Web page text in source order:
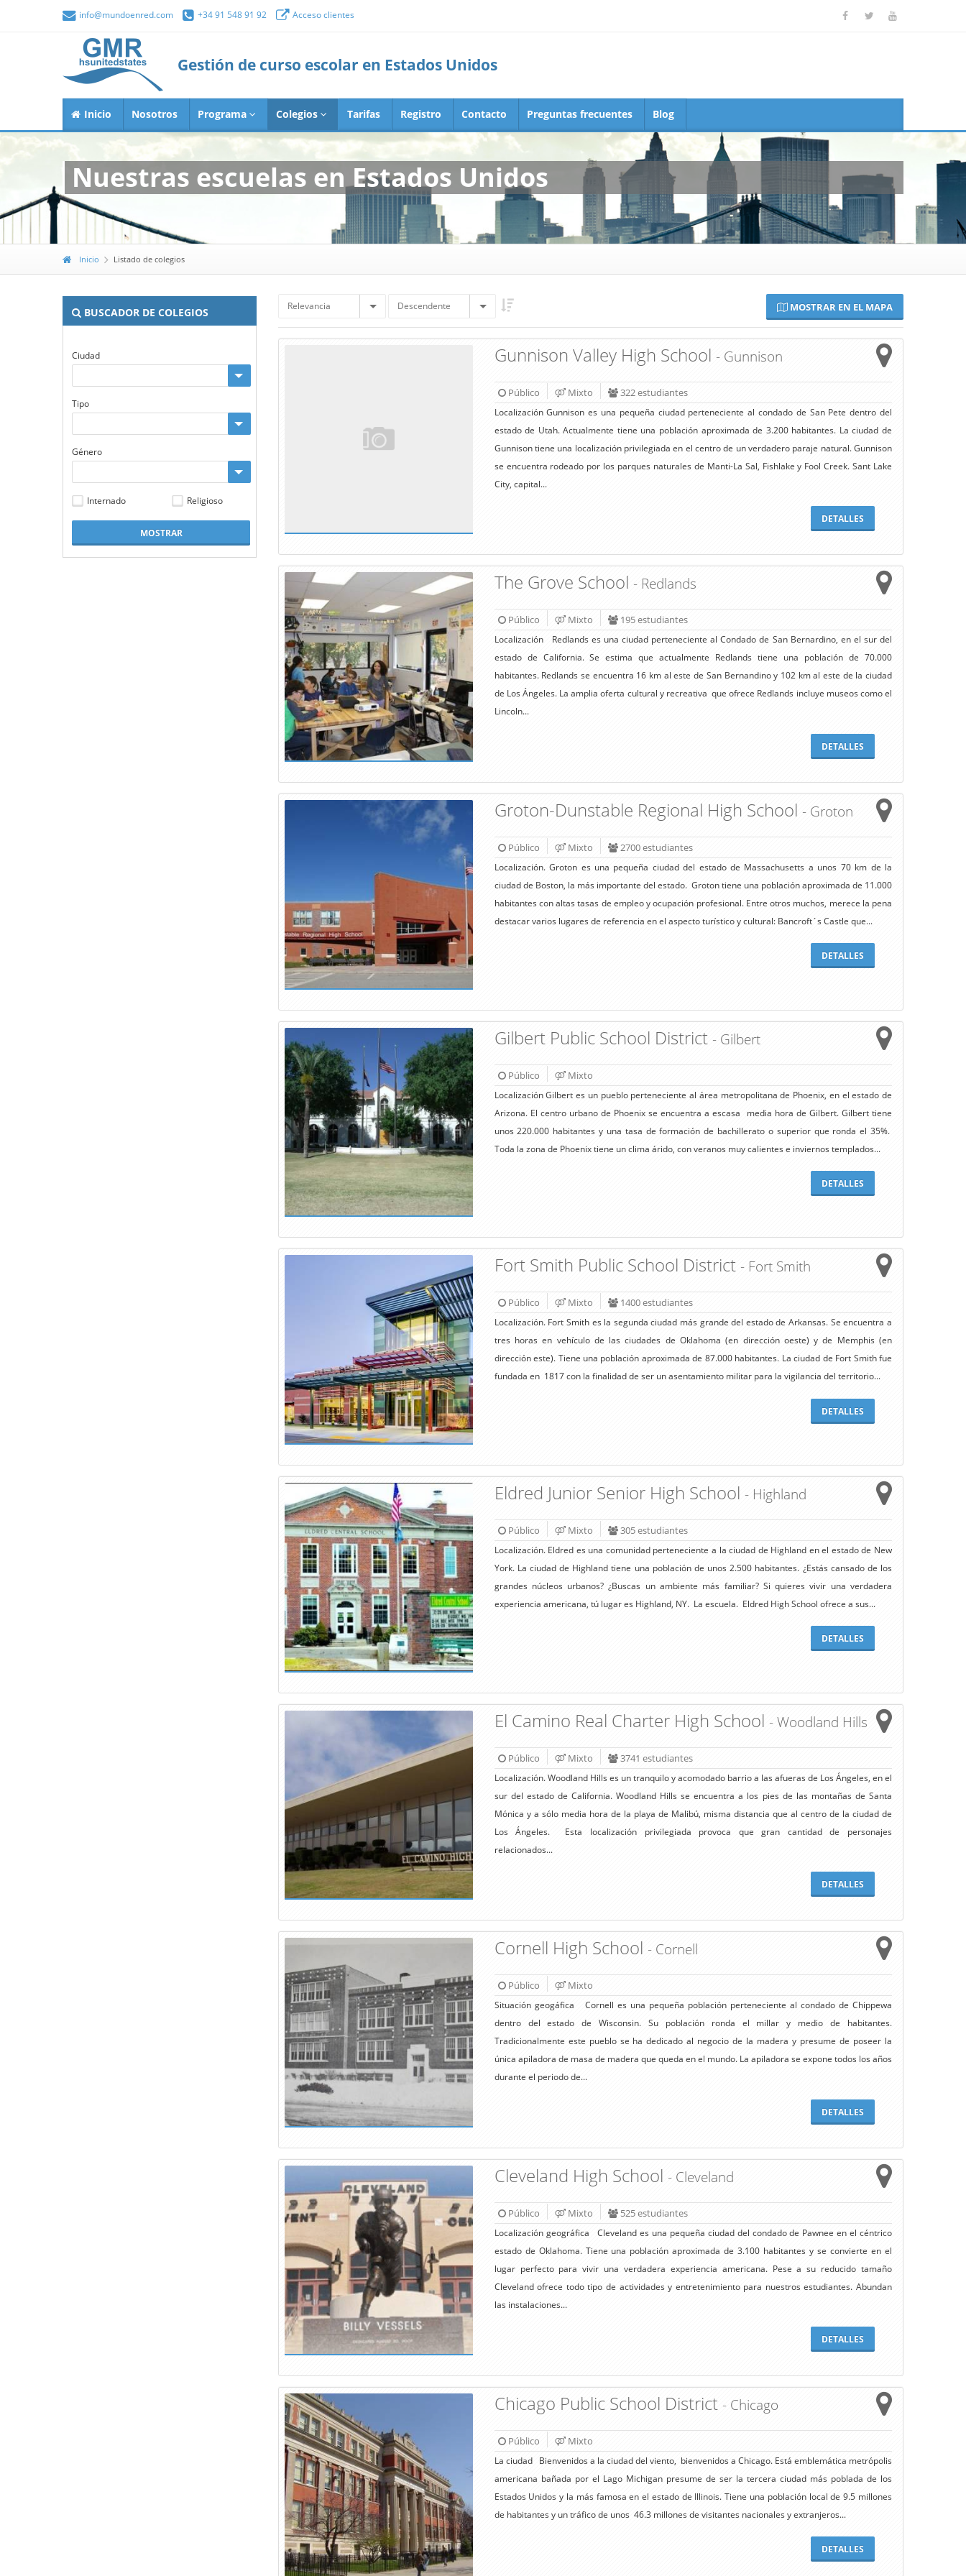
info@mundoenred.com +34 91 548 91 92 Acceso clientes
Gestión de curso escolar en Estados Unidos
Inicio Nosotros Programa Colegios Tarifas Registro Contacto Preguntas frecuentes Blog
Nuestras escuelas en Estados Unidos
Inicio Listado de colegios
Relevancia Descendente MOSTRAR EN EL MAPA
Gunnison Valley High School - Gunnison
Público Mixto 322 estudiantes
Localización Gunnison es una pequeña ciudad perteneciente al condado de San Pete dentro del
estado de Utah. Actualmente tiene una población aproximada de 3.200 habitantes. La ciudad de
Gunnison tiene una localización privilegiada en el centro de un verdadero paraje natural. Gunnison
se encuentra rodeado por los parques naturales de Manti-La Sal, Fishlake y Fool Creek. Sant Lake
City, capital...
DETALLES
The Grove School - Redlands
Público Mixto 195 estudiantes
Localización Redlands es una ciudad perteneciente al Condado de San Bernardino, en el sur del
estado de California. Se estima que actualmente Redlands tiene una población de 70.000
habitantes. Redlands se encuentra 16 km al este de San Bernandino y 102 km al este de la ciudad
de Los Ángeles. La amplia oferta cultural y recreativa que ofrece Redlands incluye museos como el
Lincoln...
DETALLES
Groton-Dunstable Regional High School - Groton
Público Mixto 2700 estudiantes
Localización. Groton es una pequeña ciudad del estado de Massachusetts a unos 70 km de la
ciudad de Boston, la más importante del estado. Groton tiene una población aproximada de 11.000
habitantes con altas tasas de empleo y ocupación profesional. Entre otros muchos, merece la pena
destacar varios lugares de referencia en el aspecto turístico y cultural: Bancroft´s Castle que...
DETALLES
Gilbert Public School District - Gilbert
Público Mixto
Localización Gilbert es un pueblo perteneciente al área metropolitana de Phoenix, en el estado de
Arizona. El centro urbano de Phoenix se encuentra a escasa media hora de Gilbert. Gilbert tiene
unos 220.000 habitantes y una tasa de formación de bachillerato o superior que ronda el 35%.
Toda la zona de Phoenix tiene un clima árido, con veranos muy calientes e inviernos templados...
DETALLES
Fort Smith Public School District - Fort Smith
Público Mixto 1400 estudiantes
Localización. Fort Smith es la segunda ciudad más grande del estado de Arkansas. Se encuentra a
tres horas en vehículo de las ciudades de Oklahoma (en dirección oeste) y de Memphis (en
dirección este). Tiene una población aproximada de 87.000 habitantes. La ciudad de Fort Smith fue
fundada en 1817 con la finalidad de ser un asentamiento militar para la vigilancia del territorio...
DETALLES
Eldred Junior Senior High School - Highland
Público Mixto 305 estudiantes
Localización. Eldred es una comunidad perteneciente a la ciudad de Highland en el estado de New
York. La ciudad de Highland tiene una población de unos 2.500 habitantes. ¿Estás cansado de los
grandes núcleos urbanos? ¿Buscas un ambiente más familiar? Si quieres vivir una verdadera
experiencia americana, tú lugar es Highland, NY. La escuela. Eldred High School ofrece a sus...
DETALLES
El Camino Real Charter High School - Woodland Hills
Público Mixto 3741 estudiantes
Localización. Woodland Hills es un tranquilo y acomodado barrio a las afueras de Los Ángeles, en el
sur del estado de California. Woodland Hills se encuentra a los pies de las montañas de Santa
Mónica y a sólo media hora de la playa de Malibú, misma distancia que al centro de la ciudad de
Los Ángeles. Esta localización privilegiada provoca que gran cantidad de personajes
relacionados...
DETALLES
Cornell High School - Cornell
Público Mixto
Situación geogáfica Cornell es una pequeña población perteneciente al condado de Chippewa
dentro del estado de Wisconsin. Su población ronda el millar y medio de habitantes.
Tradicionalmente este pueblo se ha dedicado al negocio de la madera y presume de poseer la
única apiladora de masa de madera que queda en el mundo. La apiladora se expone todos los años
durante el periodo de...
DETALLES
Cleveland High School - Cleveland
Público Mixto 525 estudiantes
Localización geográfica Cleveland es una pequeña ciudad del condado de Pawnee en el céntrico
estado de Oklahoma. Tiene una población aproximada de 3.100 habitantes y se convierte en el
lugar perfecto para vivir una verdadera experiencia americana. Pese a su reducido tamaño
Cleveland ofrece todo tipo de actividades y entretenimiento para nuestros estudiantes. Abundan
las instalaciones...
DETALLES
Chicago Public School District - Chicago
Público Mixto
La ciudad Bienvenidos a la ciudad del viento, bienvenidos a Chicago. Está emblemática metrópolis
americana bañada por el Lago Michigan presume de ser la tercera ciudad más poblada de los
Estados Unidos y la más famosa en el estado de Illinois. Tiene una población local de 9.5 millones
de habitantes y un tráfico de unos 46.3 millones de visitantes nacionales y extranjeros...
DETALLES
BUSCADOR DE COLEGIOS
Ciudad
Tipo
Género
Internado Religioso
MOSTRAR